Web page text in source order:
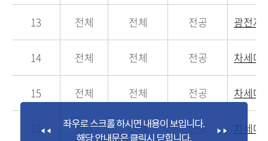
13 전체 전체 전공 광전자
14 전체 전체 전공 차세대
15 전체 전체 전공 차세대
전체 전체 전공 차세대